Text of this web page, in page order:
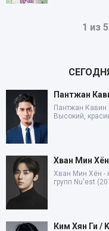
1 из 5
Пантжан
Пантжан Кавин
Высокий,
Хван Мин
Хван Мин Хён -
групп Nu'est
Ким Хян Ги /